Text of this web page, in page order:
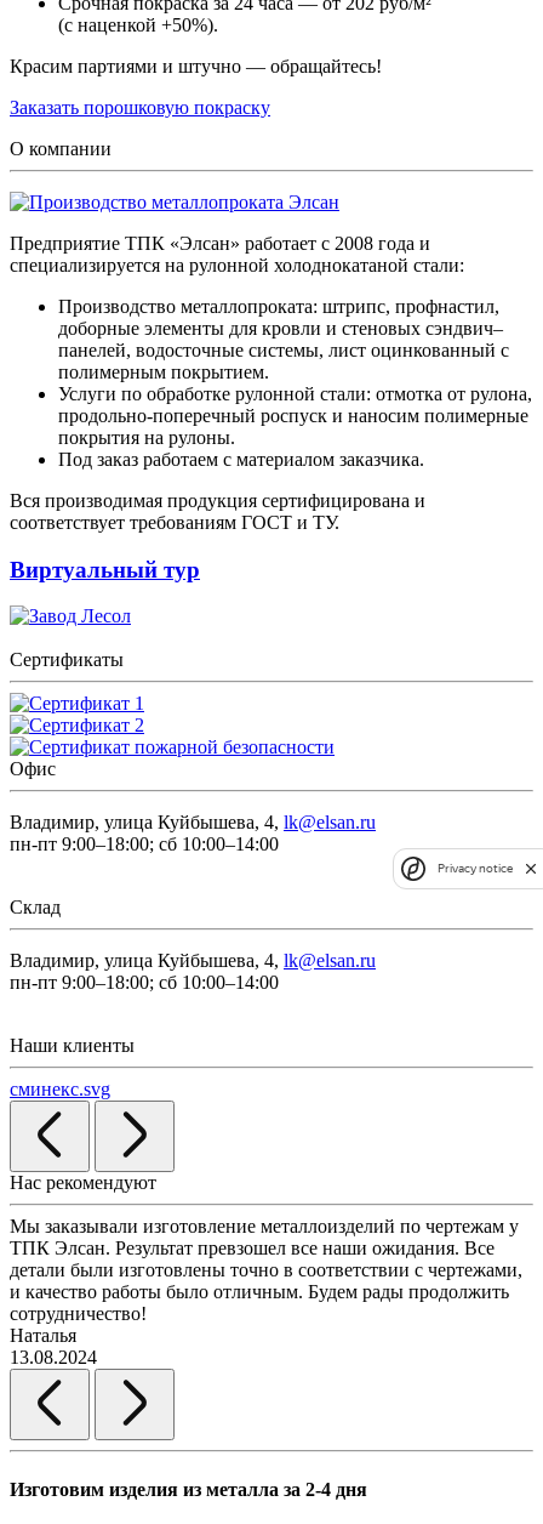
(с наценкой +50%).
Красим партиями и штучно — обращайтесь!
Заказать порошковую покраску
О компании
Предприятие ТПК «Элсан» работает с 2008 года и
специализируется на рулонной холоднокатаной стали:
Производство металлопроката: штрипс, профнастил,
доборные элементы для кровли и стеновых сэндвич–
панелей, водосточные системы, лист оцинкованный с
полимерным покрытием.
Услуги по обработке рулонной стали: отмотка от рулона,
продольно-поперечный роспуск и наносим полимерные
покрытия на рулоны.
Под заказ работаем с материалом заказчика.
Вся производимая продукция сертифицирована и
соответствует требованиям ГОСТ и ТУ.
Виртуальный тур
Сертификаты
Офис
Владимир, улица Куйбышева, 4, lk@elsan.ru
пн-пт 9:00–18:00; сб 10:00–14:00
Склад
Владимир, улица Куйбышева, 4, lk@elsan.ru
пн-пт 9:00–18:00; сб 10:00–14:00
Наши клиенты
сминекс.svg
Нас рекомендуют
Мы заказывали изготовление металлоизделий по чертежам у
ТПК Элсан. Результат превзошел все наши ожидания. Все
детали были изготовлены точно в соответствии с чертежами,
и качество работы было отличным. Будем рады продолжить
сотрудничество!
Наталья
13.08.2024
Изготовим изделия из металла за 2-4 дня
Privacy notice